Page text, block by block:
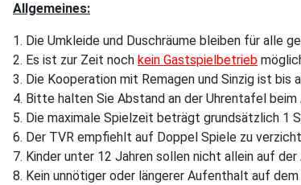
Allgemeines:
1. Die Umkleide und Duschräume bleiben für alle
2. Es ist zur Zeit noch kein Gastspielbetrieb
3. Die Kooperation mit Remagen und Sinzig ist
4. Bitte halten Sie Abstand an der Uhrentafel
5. Die maximale Spielzeit beträgt grundsätzlich 1
6. Der TVR empfiehlt auf Doppel Spiele zu
7. Kinder unter 12 Jahren sollen nicht allein auf
8. Kein unnötiger oder längerer Aufenthalt auf